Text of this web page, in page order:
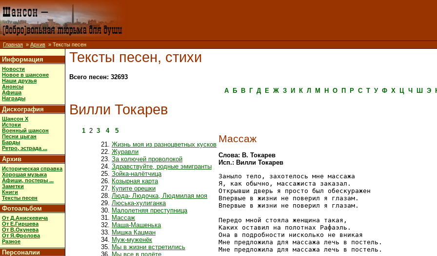
Главная » Архив » Тексты песен
Информация
Новости
Новое в шансоне
Наши друзья
Анонсы
Афиша
Награды
Дискография
Шансон X
Истоки
Военный шансон
Песни цыган
Барды
Ретро, эстрада ...
Архив
Историческая справка
Хорошая музыка
Афиши, постеры ...
Заметки
Книги
Тексты песен
Фотоальбом
От Д.Анискевича
От Е.Гиршева
От В.Окунева
От Я.Фролова
Разное
Персоналии
Тексты песен, стихи
Всего песен: 32693
А
Б В Г Д Е Ж З И К Л М Н О П Р С Т У Ф Х Ц Ч Ш Э
Вилли Токарев
1 2 3 4
5
Жизнь моя из разноцветных кусков
Журавли
За колючей проволокой
Здравствуйте, родные эмигранты
Зойка-налётчица
Козырная карта
Купите орешки
Люда- Людочка, Людмилая моя
Люська-хулиганка
Малолетняя преступница
Массаж
Маша-Машенька
Мишка Кацман
Муж-муженёк
Мы в жизни встретились
Мы все в полёте
Массаж
Слова: В. Токарев
Исп.: Вилли Токарев
Заныло тело, захотелось мне массажа
Я, как обычно, массажиста заказал.
Открывши дверь я просто был обескуражен
Впервые в жизни не поверил я глазам.
Впервые в жизни не поверил я глазам.
Передо мной стояла женщина такая,
Каких оставил на полотнах Рафаэль.
Она в подробности нисколько не вникая
Мне предложила для массажа лечь в постель.
Мне предложила для массажа лечь в постель.